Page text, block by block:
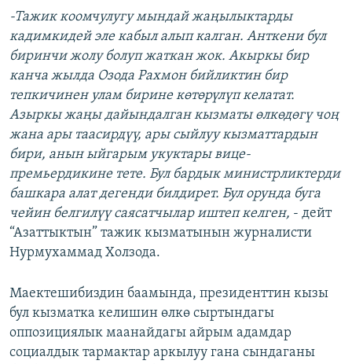
-Тажик коомчулугу мындай жаңылыктарды
кадимкидей эле кабыл алып калган. Анткени бул
биринчи жолу болуп жаткан жок. Акыркы бир
канча жылда Озода Рахмон бийликтин бир
тепкичинен улам бирине көтөрүлүп келатат.
Азыркы жаңы дайындалган кызматы өлкөдөгү чоң
жана ары таасирдүү, ары сыйлуу кызматтардын
бири, анын ыйгарым укуктары вице-
премьердикине тете. Бул бардык министрликтерди
башкара алат дегенди билдирет. Бул орунда буга
чейин белгилүү саясатчылар иштеп келген, - дейт
“Азаттыктын” тажик кызматынын журналисти
Нурмухаммад Холзода.
Маектешибиздин баамында, президенттин кызы
бул кызматка келишин өлкө сыртындагы
оппозициялык маанайдагы айрым адамдар
социалдык тармактар аркылуу гана сындаганы